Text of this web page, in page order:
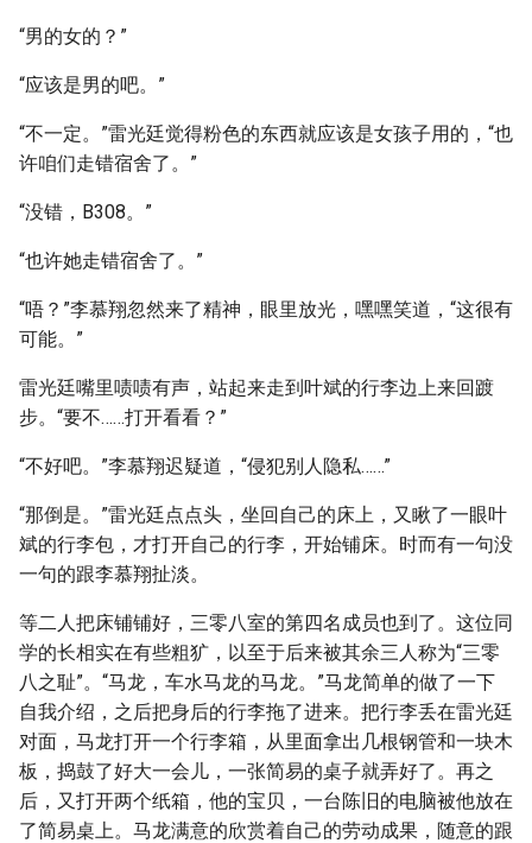
“男的女的？”
“应该是男的吧。”
“不一定。”雷光廷觉得粉色的东西就应该是女孩子用的，“也
许咱们走错宿舍了。”
“没错，B308。”
“也许她走错宿舍了。”
“唔？”李慕翔忽然来了精神，眼里放光，嘿嘿笑道，“这很有
可能。”
雷光廷嘴里啧啧有声，站起来走到叶斌的行李边上来回踱
步。“要不……打开看看？”
“不好吧。”李慕翔迟疑道，“侵犯别人隐私……”
“那倒是。”雷光廷点点头，坐回自己的床上，又瞅了一眼叶
斌的行李包，才打开自己的行李，开始铺床。时而有一句没
一句的跟李慕翔扯淡。
等二人把床铺铺好，三零八室的第四名成员也到了。这位同
学的长相实在有些粗犷，以至于后来被其余三人称为“三零
八之耻”。“马龙，车水马龙的马龙。”马龙简单的做了一下
自我介绍，之后把身后的行李拖了进来。把行李丢在雷光廷
对面，马龙打开一个行李箱，从里面拿出几根钢管和一块木
板，捣鼓了好大一会儿，一张简易的桌子就弄好了。再之
后，又打开两个纸箱，他的宝贝，一台陈旧的电脑被他放在
了简易桌上。马龙满意的欣赏着自己的劳动成果，随意的跟